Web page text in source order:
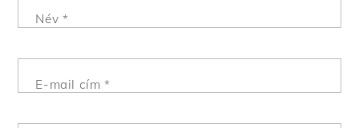
Név *
E-mail cím*